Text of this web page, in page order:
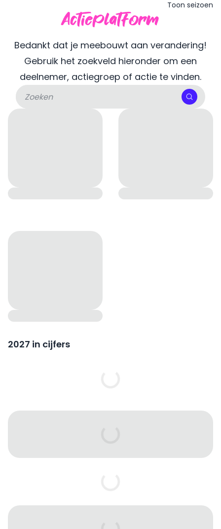
Toon seizoen
Actieplatform
Bedankt dat je meebouwt aan verandering!
Gebruik het zoekveld hieronder om een
deelnemer, actiegroep of actie te vinden.
2027 in cijfers